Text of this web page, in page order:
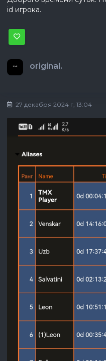
id игрока.
original.
27 декабря 2024 г, 13:04